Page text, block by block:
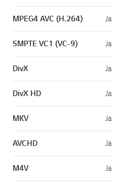
MPEG4 AVC (H.264) Ja
SMPTE VC1 (VC-9) Ja
DivX Ja
DivX HD Ja
MKV Ja
AVCHD Ja
M4V Ja